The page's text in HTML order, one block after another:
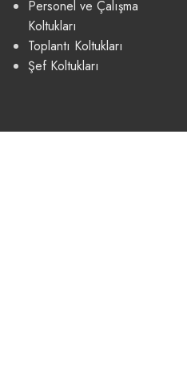
Personel ve Çalışma
Koltukları
Toplantı Koltukları
Şef Koltukları